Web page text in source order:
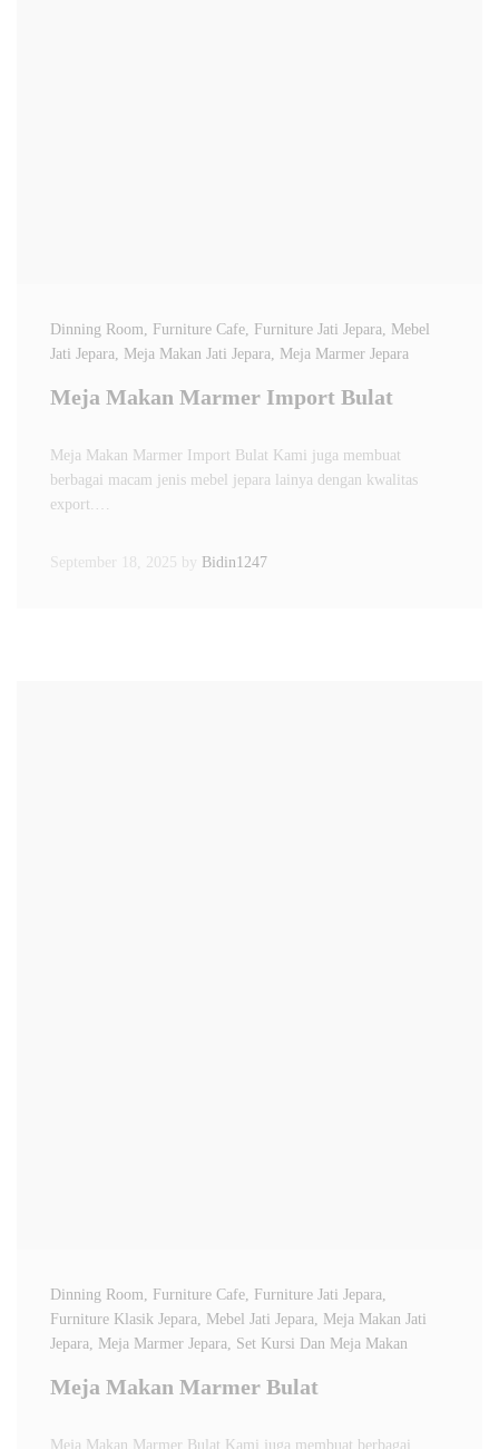
Dinning Room, Furniture Cafe, Furniture Jati Jepara, Mebel
Jati Jepara, Meja Makan Jati Jepara, Meja Marmer Jepara
Meja Makan Marmer Import Bulat
Meja Makan Marmer Import Bulat Kami juga membuat
berbagai macam jenis mebel jepara lainya dengan kwalitas
export.…
September 18, 2025 by Bidin1247
Dinning Room, Furniture Cafe, Furniture Jati Jepara,
Furniture Klasik Jepara, Mebel Jati Jepara, Meja Makan Jati
Jepara, Meja Marmer Jepara, Set Kursi Dan Meja Makan
Meja Makan Marmer Bulat
Meja Makan Marmer Bulat Kami juga membuat berbagai